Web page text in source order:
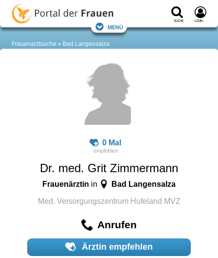
Suche Login
Menü
Frauenarztsuche Bad Langensalza
0 Mal
Dr. med. Grit Zimmermann
Frauenärztin in Bad Langensalza
Med. Versorgungszentrum Hufeland MVZ
Anrufen
Ärztin empfehlen